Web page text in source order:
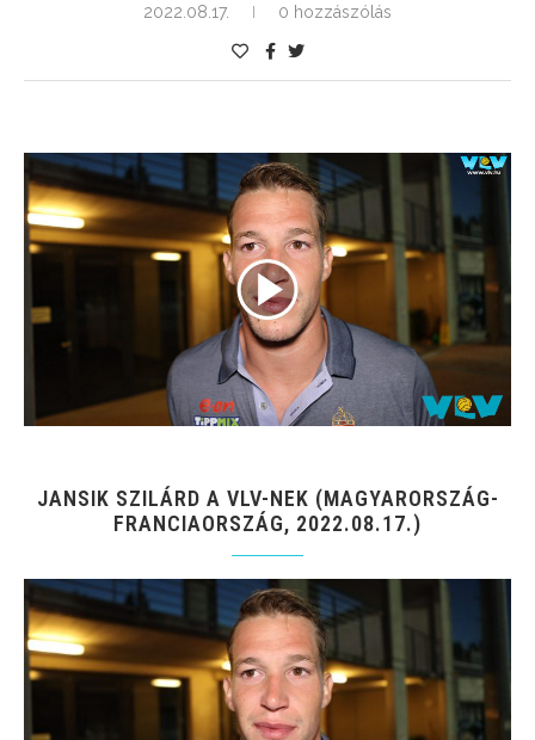
2022.08.17. 0 hozzászólás
JANSIK SZILÁRD A VLV-NEK (MAGYARORSZÁG-
FRANCIAORSZÁG, 2022.08.17.)